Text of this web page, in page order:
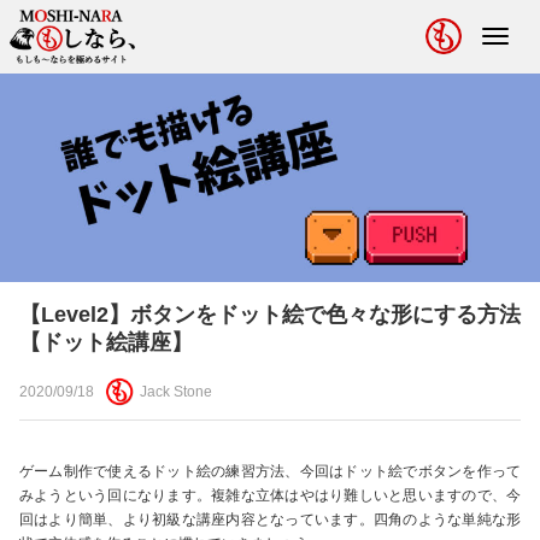
【Level2】ボタンをドット絵で色々な形にする方法
【ドット絵講座】
2020/09/18 Jack Stone
ゲーム制作で使えるドット絵の練習方法、今回はドット絵でボタンを作って
みようという回になります。複雑な立体はやはり難しいと思いますので、今
回はより簡単、より初級な講座内容となっています。四角のような単純な形